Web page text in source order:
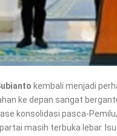
kembali menjadi
ke depan sangat
konsolidasi pasca-
masih terbuka lebar.